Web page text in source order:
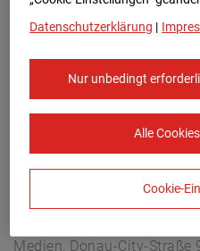
Medien, Donau-City-Straße
Datenschutzerklärung |
Nur unbedingt
Alle
Cookie-